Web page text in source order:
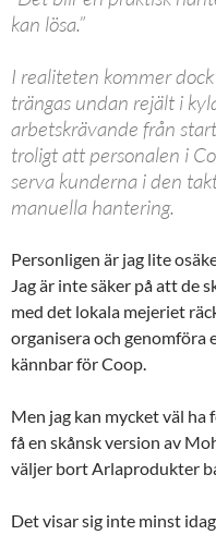
kan lösa.”
I realiteten kommer
trängas undan rejält i
arbetskrävande från
troligt att personalen i
serva kunderna i den
manuella hantering.
Personligen är jag lite
Jag är inte säker på att de
med det lokala mejeriet
organisera och
kännbar för Coop.
Men jag kan mycket väl ha
få en skånsk version av
väljer bort Arlaprodukter
Det visar sig inte minst